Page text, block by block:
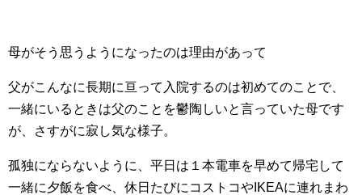
母がそう思うようになったのは理由があって
父がこんなに長期に亘って入院するのは初めてのことで、
一緒にいるときは父のことを鬱陶しいと言っていた母です
が、さすがに寂し気な様子。
孤独にならないように、平日は１本電車を早めて帰宅して
一緒に夕飯を食べ、休日たびにコストコやIKEAに連れまわ